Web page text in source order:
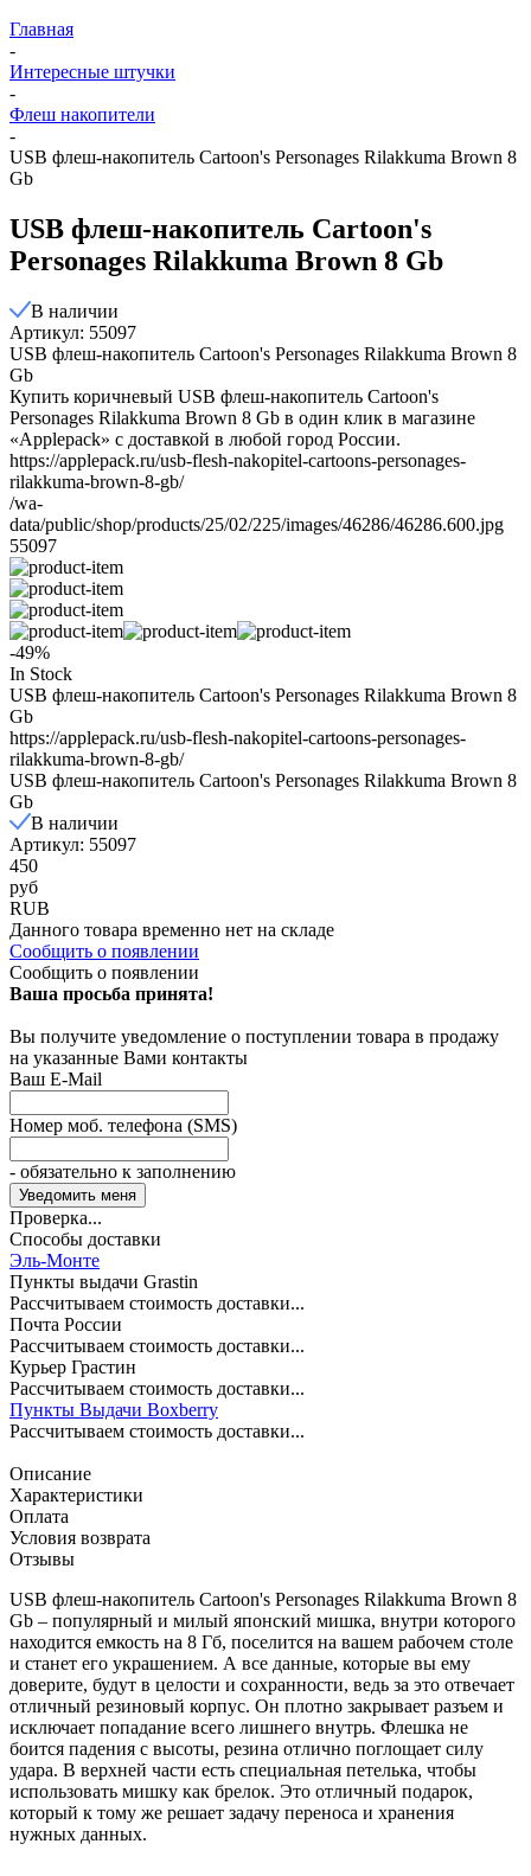
Главная
-
Интересные штучки
-
Флеш накопители
-
USB флеш-накопитель Cartoon's Personages Rilakkuma Brown 8
Gb
USB флеш-накопитель Cartoon's
Personages Rilakkuma Brown 8 Gb
В наличии
Артикул: 55097
USB флеш-накопитель Cartoon's Personages Rilakkuma Brown 8
Gb
Купить коричневый USB флеш-накопитель Cartoon's
Personages Rilakkuma Brown 8 Gb в один клик в магазине
«Applepack» с доставкой в любой город России.
https://applepack.ru/usb-flesh-nakopitel-cartoons-personages-
rilakkuma-brown-8-gb/
/wa-
data/public/shop/products/25/02/225/images/46286/46286.600.jpg
55097
-49%
In Stock
USB флеш-накопитель Cartoon's Personages Rilakkuma Brown 8
Gb
https://applepack.ru/usb-flesh-nakopitel-cartoons-personages-
rilakkuma-brown-8-gb/
USB флеш-накопитель Cartoon's Personages Rilakkuma Brown 8
Gb
В наличии
Артикул: 55097
450
руб
RUB
Данного товара временно нет на складе
Сообщить о появлении
Сообщить о появлении
Ваша просьба принята!
Вы получите уведомление о поступлении товара в продажу
на указанные Вами контакты
Ваш E-Mail
Номер моб. телефона (SMS)
- обязательно к заполнению
Проверка...
Способы доставки
Эль-Монте
Пункты выдачи Grastin
Рассчитываем стоимость доставки...
Почта России
Рассчитываем стоимость доставки...
Курьер Грастин
Рассчитываем стоимость доставки...
Пункты Выдачи Boxberry
Рассчитываем стоимость доставки...
Описание
Характеристики
Оплата
Условия возврата
Отзывы
USB флеш-накопитель Cartoon's Personages Rilakkuma Brown 8
Gb – популярный и милый японский мишка, внутри которого
находится емкость на 8 Гб, поселится на вашем рабочем столе
и станет его украшением. А все данные, которые вы ему
доверите, будут в целости и сохранности, ведь за это отвечает
отличный резиновый корпус. Он плотно закрывает разъем и
исключает попадание всего лишнего внутрь. Флешка не
боится падения с высоты, резина отлично поглощает силу
удара. В верхней части есть специальная петелька, чтобы
использовать мишку как брелок. Это отличный подарок,
который к тому же решает задачу переноса и хранения
нужных данных.